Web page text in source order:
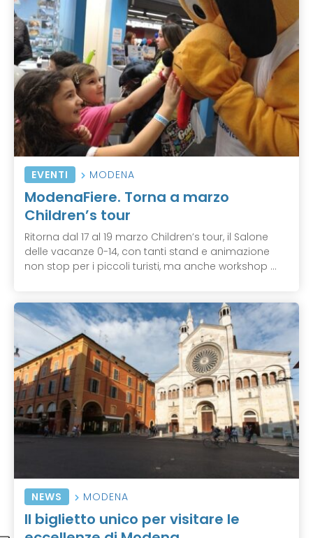
EVENTI MODENA
ModenaFiere. Torna a marzo
Children’s tour
Ritorna dal 17 al 19 marzo Children’s tour, il Salone
delle vacanze 0-14, con tanti stand e animazione
non stop per i piccoli turisti, ma anche workshop ...
NEWS MODENA
Il biglietto unico per visitare le